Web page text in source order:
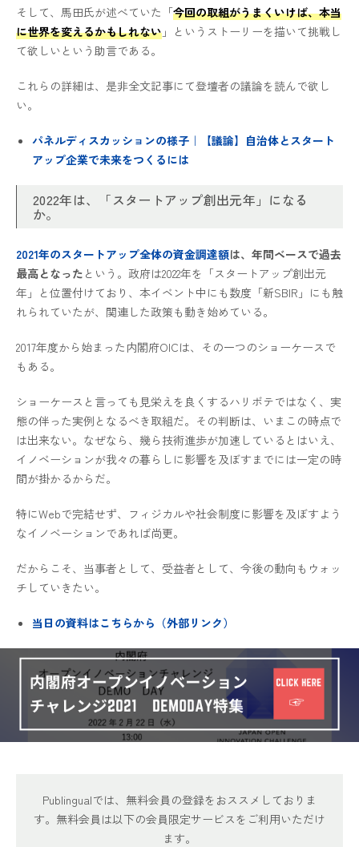
そして、馬田氏が述べていた「今回の取組がうまくいけば、本当
に世界を変えるかもしれない 」というストーリーを描いて挑戦し
て欲しいという助言である。
これらの詳細は、是非全文記事にて登壇者の議論を読んで欲し
い。
パネルディスカッションの様子｜【議論】自治体とスタート
アップ企業で未来をつくるには
2022年は、「スタートアップ創出元年」になる
か。
2021年のスタートアップ全体の資金調達額は、年間ベースで過去
最高となった という。政府は2022年を「スタートアップ創出元
年」と位置付けており、本イベント中にも数度「新SBIR」にも触
れられていたが、関連した政策も動き始めている。
2017年度から始まった内閣府OICは、その一つのショーケースで
もある。
ショーケースと言っても見栄えを良くするハリボテではなく、実
態の伴った実例となるべき取組だ。その判断は、いまこの時点で
は出来ない。なぜなら、幾ら技術進歩が加速しているとはいえ、
イノベーションが我々の暮らしに影響を及ぼすまでには一定の時
間が掛かるからだ。
特にWebで完結せず、フィジカルや社会制度に影響を及ぼすよう
なイノベーションであれば尚更。
だからこそ、当事者として、受益者として、今後の動向もウォッ
チしていきたい。
当日の資料はこちらから（外部リンク）
Publingualでは、無料会員の登録をおススメしておりま
す。無料会員は以下の会員限定サービスをご利用いただけ
ます。